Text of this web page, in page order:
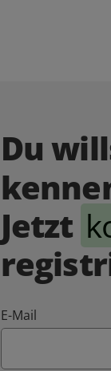
Du
Jetzt
E-Mail